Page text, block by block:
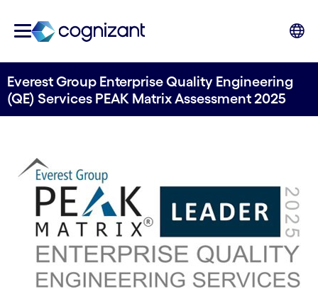
Everest Group Enterprise Quality Engineering
(QE) Services PEAK Matrix Assessment 2025